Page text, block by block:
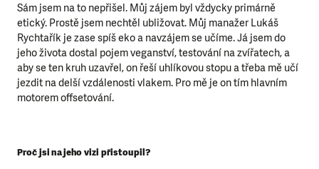
Sám jsem na to nepřišel. Můj zájem byl vždycky primárně
etický. Prostě jsem nechtěl ubližovat. Můj manažer Lukáš
Rychtařík je zase spíš eko a navzájem se učíme. Já jsem do
jeho života dostal pojem veganství, testování na zvířatech, a
aby se ten kruh uzavřel, on řeší uhlíkovou stopu a třeba mě učí
jezdit na delší vzdálenosti vlakem. Pro mě je on tím hlavním
motorem offsetování.
Proč jsi na jeho vizi přistoupil?